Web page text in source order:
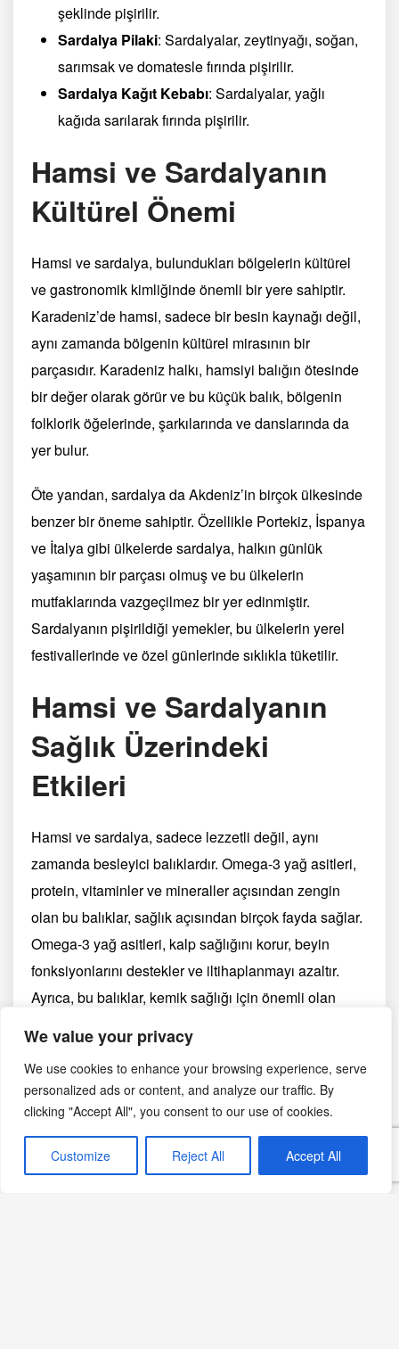
We value your privacy
We use cookies to enhance your browsing experience, serve
personalized ads or content, and analyze our traffic. By
clicking "Accept All", you consent to our use of cookies.
Customize Reject All Accept All
şeklinde pişirilir.
Sardalya Pilaki: Sardalyalar, zeytinyağı, soğan,
sarımsak ve domatesle fırında pişirilir.
Sardalya Kağıt Kebabı: Sardalyalar, yağlı
kağıda sarılarak fırında pişirilir.
Hamsi ve Sardalyanın
Kültürel Önemi
Hamsi ve sardalya, bulundukları bölgelerin kültürel
ve gastronomik kimliğinde önemli bir yere sahiptir.
Karadeniz’de hamsi, sadece bir besin kaynağı değil,
aynı zamanda bölgenin kültürel mirasının bir
parçasıdır. Karadeniz halkı, hamsiyi balığın ötesinde
bir değer olarak görür ve bu küçük balık, bölgenin
folklorik öğelerinde, şarkılarında ve danslarında da
yer bulur.
Öte yandan, sardalya da Akdeniz’in birçok ülkesinde
benzer bir öneme sahiptir. Özellikle Portekiz, İspanya
ve İtalya gibi ülkelerde sardalya, halkın günlük
yaşamının bir parçası olmuş ve bu ülkelerin
mutfaklarında vazgeçilmez bir yer edinmiştir.
Sardalyanın pişirildiği yemekler, bu ülkelerin yerel
festivallerinde ve özel günlerinde sıklıkla tüketilir.
Hamsi ve Sardalyanın
Sağlık Üzerindeki
Etkileri
Hamsi ve sardalya, sadece lezzetli değil, aynı
zamanda besleyici balıklardır. Omega-3 yağ asitleri,
protein, vitaminler ve mineraller açısından zengin
olan bu balıklar, sağlık açısından birçok fayda sağlar.
Omega-3 yağ asitleri, kalp sağlığını korur, beyin
fonksiyonlarını destekler ve iltihaplanmayı azaltır.
Ayrıca, bu balıklar, kemik sağlığı için önemli olan
Hamsi ve Sardalya
Tarifleri
Hamsi Tava Tarifi